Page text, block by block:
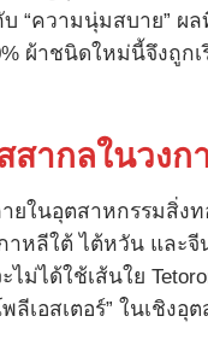
“ความนุ่มสบาย” ผ
ผ้าชนิดใหม่นี้จึงถูกเ
ากลในวงก
ยในอุตสาหกรรมสิ่ง
หลีใต้ ไต้หวัน และจีน
ม่ได้ใช้เส้นใย
ลีเอสเตอร์” ในเชิง